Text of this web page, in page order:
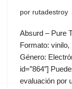
por rutadestroy
Absurd ‎– Pure
Formato: vinilo,
Género:
id=”864″]
evaluación por